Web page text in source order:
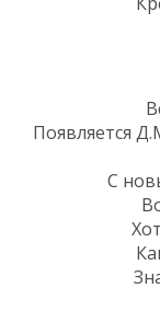
Появляется
С